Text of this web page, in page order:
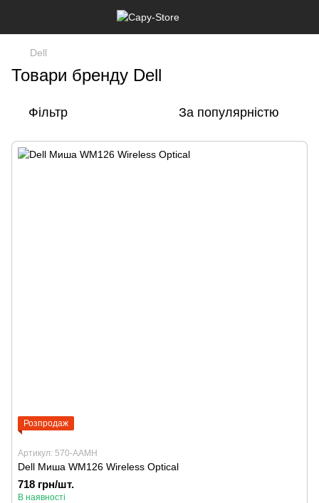
Dell
Товари бренду Dell
Фільтр За популярністю
Розпродаж
Артикул: 570-AAMH
Dell Миша WM126 Wireless Optical
718 грн/шт.
В наявності